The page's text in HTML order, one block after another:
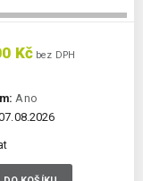
Kč bez DPH
Ano